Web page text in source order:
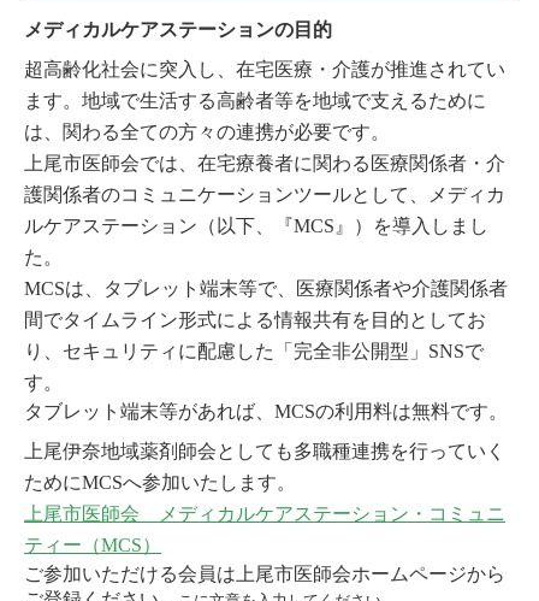
メディカルケアステーションの目的
超高齢化社会に突入し、在宅医療・介護が推進されてい
ます。地域で生活する高齢者等を地域で支えるために
は、関わる全ての方々の連携が必要です。
上尾市医師会では、在宅療養者に関わる医療関係者・介
護関係者のコミュニケーションツールとして、メディカ
ルケアステーション（以下、『MCS』）を導入しまし
た。
MCSは、タブレット端末等で、医療関係者や介護関係者
間でタイムライン形式による情報共有を目的としてお
り、セキュリティに配慮した「完全非公開型」SNSで
す。
タブレット端末等があれば、MCSの利用料は無料です。
上尾伊奈地域薬剤師会としても多職種連携を行っていく
ためにMCSへ参加いたします。
上尾市医師会 メディカルケアステーション・コミュニ
ティー（MCS）
ご参加いただける会員は上尾市医師会ホームページから